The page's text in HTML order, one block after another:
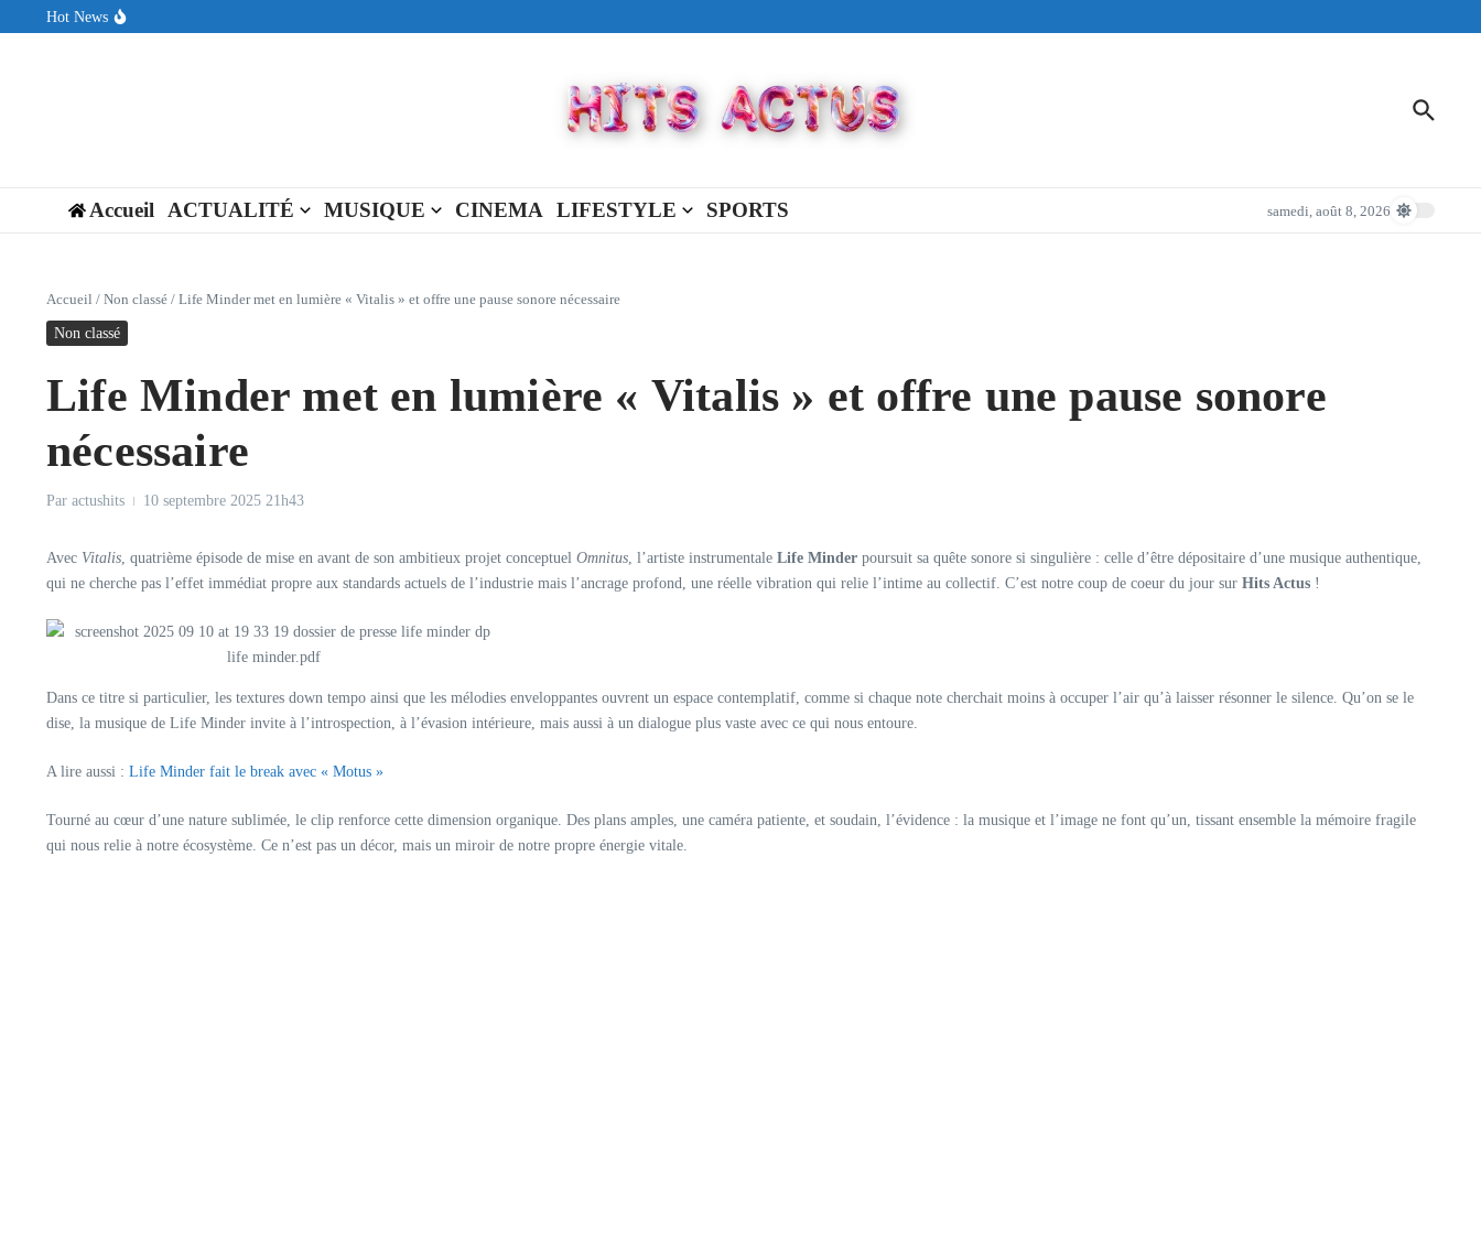
Aller au contenu
Hot News
Seth Walker transforme la douleur en hymne lumineux avec « Rearview Full Of You »
Accueil ACTUALITÉ MUSIQUE CINEMA LIFESTYLE SPORTS samedi, août 8, 2026
Accueil / Non classé / Life Minder met en lumière « Vitalis » et offre une pause sonore nécessaire
Non classé
Life Minder met en lumière « Vitalis » et offre une pause sonore
nécessaire
Par actushits 10 septembre 2025 21h43
Avec Vitalis, quatrième épisode de mise en avant de son ambitieux projet conceptuel Omnitus, l’artiste instrumentale Life Minder poursuit sa quête sonore si singulière : celle d’être dépositaire d’une musique authentique,
qui ne cherche pas l’effet immédiat propre aux standards actuels de l’industrie mais l’ancrage profond, une réelle vibration qui relie l’intime au collectif. C’est notre coup de coeur du jour sur Hits Actus !
Dans ce titre si particulier, les textures down tempo ainsi que les mélodies enveloppantes ouvrent un espace contemplatif, comme si chaque note cherchait moins à occuper l’air qu’à laisser résonner le silence. Qu’on se le
dise, la musique de Life Minder invite à l’introspection, à l’évasion intérieure, mais aussi à un dialogue plus vaste avec ce qui nous entoure.
A lire aussi : Life Minder fait le break avec « Motus »
Tourné au cœur d’une nature sublimée, le clip renforce cette dimension organique. Des plans amples, une caméra patiente, et soudain, l’évidence : la musique et l’image ne font qu’un, tissant ensemble la mémoire fragile
qui nous relie à notre écosystème. Ce n’est pas un décor, mais un miroir de notre propre énergie vitale.